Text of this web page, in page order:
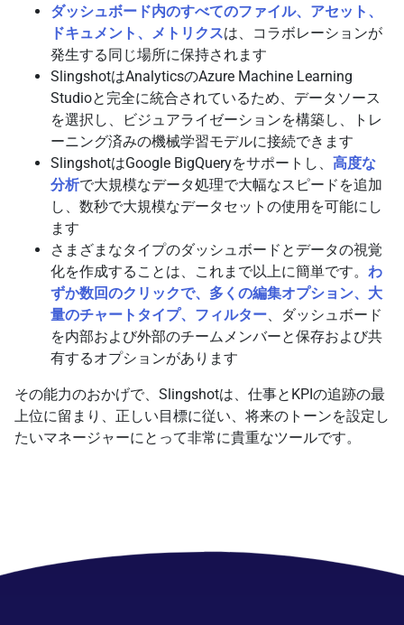
ダッシュボード内のすべてのファイル、アセット、
ドキュメント、メトリクスは、コラボレーションが
発生する同じ場所に保持されます
SlingshotはAnalyticsのAzure Machine Learning
Studioと完全に統合されているため、データソース
を選択し、ビジュアライゼーションを構築し、トレ
ーニング済みの機械学習モデルに接続できます
SlingshotはGoogle BigQueryをサポートし、 高度な
分析で大規模なデータ処理で大幅なスピードを追加
し、数秒で大規模なデータセットの使用を可能にし
ます
さまざまなタイプのダッシュボードとデータの視覚
化を作成することは、これまで以上に簡単です。 わ
ずか数回のクリックで、多くの編集オプション、大
量のチャートタイプ、フィルター、ダッシュボード
を内部および外部のチームメンバーと保存および共
有するオプションがあります
その能力のおかげで、Slingshotは、仕事とKPIの追跡の最
上位に留まり、正しい目標に従い、将来のトーンを設定し
たいマネージャーにとって非常に貴重なツールです。